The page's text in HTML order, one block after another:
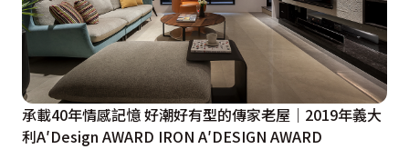
承載40年情感記憶 好潮好有型的傳家老屋｜2019年義大
利A′Design AWARD IRON A′DESIGN AWARD